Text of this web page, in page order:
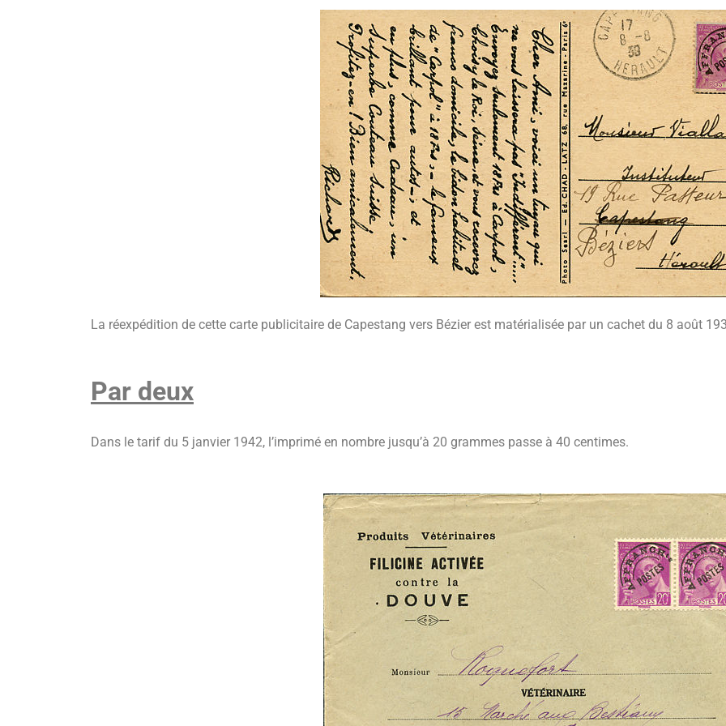
La réexpédition de cette carte publicitaire de Capestang vers Bézier est matérialisée par un cachet du 8 août
Par deux
Dans le tarif du 5 janvier 1942, l’imprimé en nombre jusqu’à 20 grammes passe à 40 centimes.